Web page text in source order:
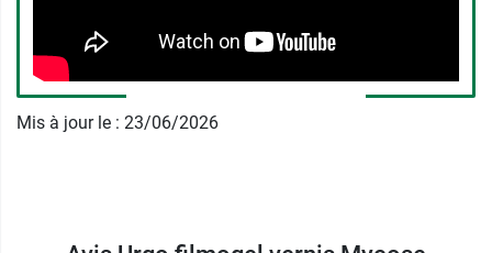
Avec Filmogel Mycose Express de Urgo,
retrouvez des
Conditionnement :1 flacon de 4 ml avec
Mis à jour le : 23/06/2026